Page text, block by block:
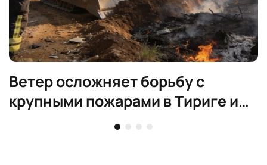
Ветер осложняет борьбу с
крупными пожарами в Тириге и